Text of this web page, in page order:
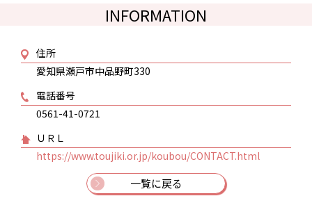
INFORMATION
住所
愛知県瀬戸市中品野町330
電話番号
0561-41-0721
ＵＲＬ
https://www.toujiki.or.jp/koubou/CONTACT.html
一覧に戻る